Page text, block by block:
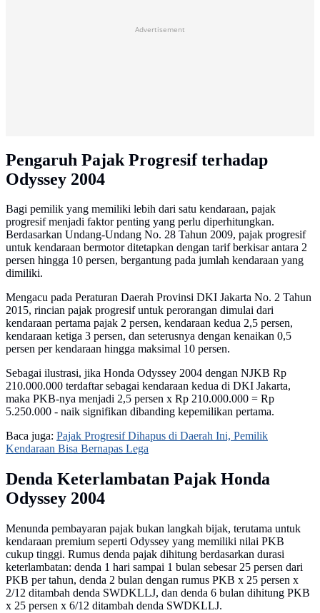
Advertisement
Pengaruh Pajak Progresif terhadap
Odyssey 2004
Bagi pemilik yang memiliki lebih dari satu kendaraan, pajak
progresif menjadi faktor penting yang perlu diperhitungkan.
Berdasarkan Undang-Undang No. 28 Tahun 2009, pajak progresif
untuk kendaraan bermotor ditetapkan dengan tarif berkisar antara 2
persen hingga 10 persen, bergantung pada jumlah kendaraan yang
dimiliki.
Mengacu pada Peraturan Daerah Provinsi DKI Jakarta No. 2 Tahun
2015, rincian pajak progresif untuk perorangan dimulai dari
kendaraan pertama pajak 2 persen, kendaraan kedua 2,5 persen,
kendaraan ketiga 3 persen, dan seterusnya dengan kenaikan 0,5
persen per kendaraan hingga maksimal 10 persen.
Sebagai ilustrasi, jika Honda Odyssey 2004 dengan NJKB Rp
210.000.000 terdaftar sebagai kendaraan kedua di DKI Jakarta,
maka PKB-nya menjadi 2,5 persen x Rp 210.000.000 = Rp
5.250.000 - naik signifikan dibanding kepemilikan pertama.
Baca juga: Pajak Progresif Dihapus di Daerah Ini, Pemilik
Kendaraan Bisa Bernapas Lega
Denda Keterlambatan Pajak Honda
Odyssey 2004
Menunda pembayaran pajak bukan langkah bijak, terutama untuk
kendaraan premium seperti Odyssey yang memiliki nilai PKB
cukup tinggi. Rumus denda pajak dihitung berdasarkan durasi
keterlambatan: denda 1 hari sampai 1 bulan sebesar 25 persen dari
PKB per tahun, denda 2 bulan dengan rumus PKB x 25 persen x
2/12 ditambah denda SWDKLLJ, dan denda 6 bulan dihitung PKB
x 25 persen x 6/12 ditambah denda SWDKLLJ.